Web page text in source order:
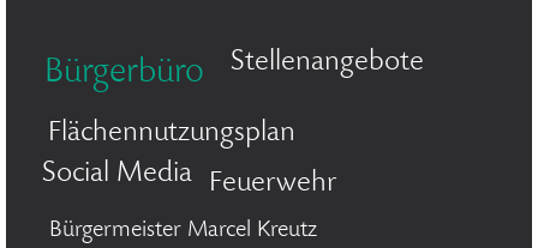
Bürgerbüro Stellenangebote
Flächennutzungsplan
Social Media
Feuerwehr
Bürgermeister Marcel Kreutz